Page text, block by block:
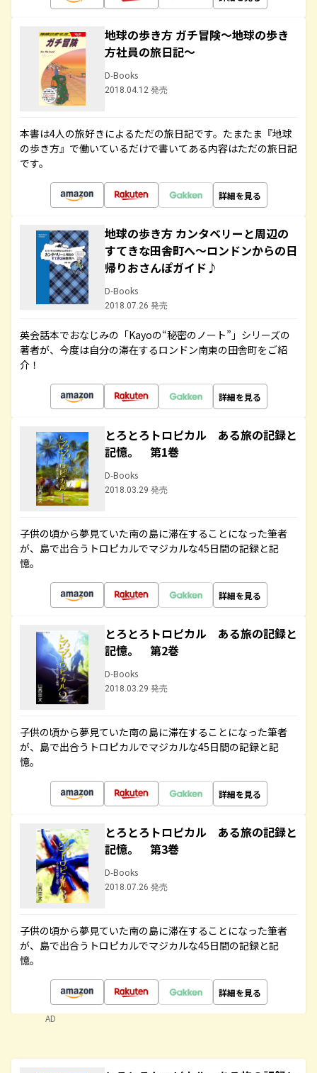
地球の歩き方 ガチ冒険～地球の歩き
方社員の旅日記～
D-Books
2018.04.12 発売
本書は4人の旅好きによるただの旅日記です。たまたま『地球
の歩き方』で働いているだけで書いてある内容はただの旅日記
です。
詳細を見る
地球の歩き方 カンタベリーと周辺の
すてきな田舎町へ～ロンドンからの日
帰りおさんぽガイド♪
D-Books
2018.07.26 発売
英会話本でおなじみの「Kayoの“秘密のノート”」シリーズの
著者が、今度は自分の滞在するロンドン南東の田舎町をご紹
介！
詳細を見る
とろとろトロピカル ある旅の記録と
記憶。 第1巻
D-Books
2018.03.29 発売
子供の頃から夢見ていた南の島に滞在することになった筆者
が、島で出合うトロピカルでマジカルな45日間の記録と記
憶。
詳細を見る
とろとろトロピカル ある旅の記録と
記憶。 第2巻
D-Books
2018.03.29 発売
子供の頃から夢見ていた南の島に滞在することになった筆者
が、島で出合うトロピカルでマジカルな45日間の記録と記
憶。
詳細を見る
とろとろトロピカル ある旅の記録と
記憶。 第3巻
D-Books
2018.07.26 発売
子供の頃から夢見ていた南の島に滞在することになった筆者
が、島で出合うトロピカルでマジカルな45日間の記録と記
憶。
詳細を見る
AD